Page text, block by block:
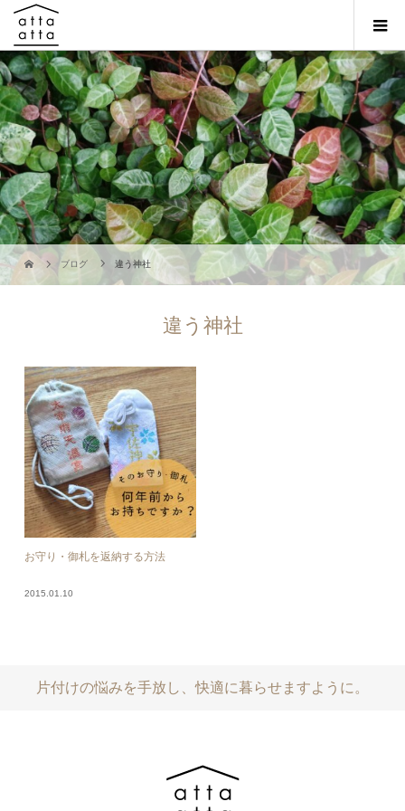
ブログ 違う神社
違う神社
お守り・御札を返納する方法
2015.01.10
片付けの悩みを手放し、快適に暮らせますように。